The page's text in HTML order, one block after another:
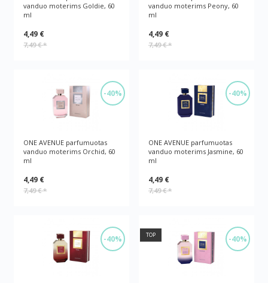
vanduo moterims Goldie, 60
ml
4,49 €
7,49 €*
vanduo moterims Peony, 60
ml
4,49 €
7,49 €*
-40%
ONE AVENUE parfumuotas
vanduo moterims Orchid, 60
ml
4,49 €
7,49 €*
-40%
ONE AVENUE parfumuotas
vanduo moterims Jasmine, 60
ml
4,49 €
7,49 €*
-40% -40%
TOP